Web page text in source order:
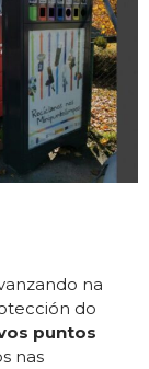
na
do
puntos
nas